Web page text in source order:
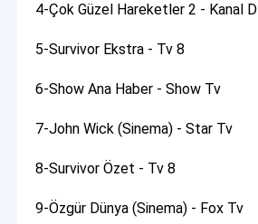
4-Çok Güzel Hareketler 2 - Kanal D
5-Survivor Ekstra - Tv 8
6-Show Ana Haber - Show Tv
7-John Wick (Sinema) - Star Tv
8-Survivor Özet - Tv 8
9-Özgür Dünya (Sinema) - Fox Tv